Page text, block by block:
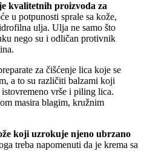
kvalitetnih proizvoda za
u potpunosti sprale sa kože,
ulja. Ulja ne samo što
nego su i odličan protivnik
za čišćenje lica koje se
a to su različiti balzami koji
vrše i piling lica.
masira blagim, kružnim
koji uzrokuje njeno ubrzano
treba napomenuti da je krema sa